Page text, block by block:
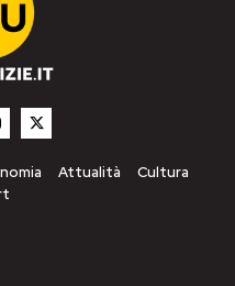
Attualità
Cultura